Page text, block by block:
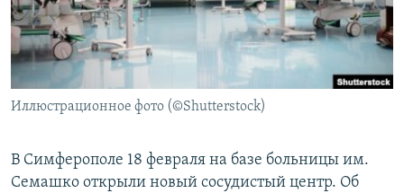
ПОБЕДИТЕЛЕЙ НЕ СУДЯТ?
КРЫМ.НЕПОКОРЕННЫЙ
ELIFBE
УКРАИНСКАЯ ПРОБЛЕМА КРЫМА
ПРИСОЕДИНЯЙТЕСЬ!
Иллюстрационное фото (©Shutterstock)
В Симферополе 18 февраля на базе больницы им.
Семашко открыли новый сосудистый центр. Об